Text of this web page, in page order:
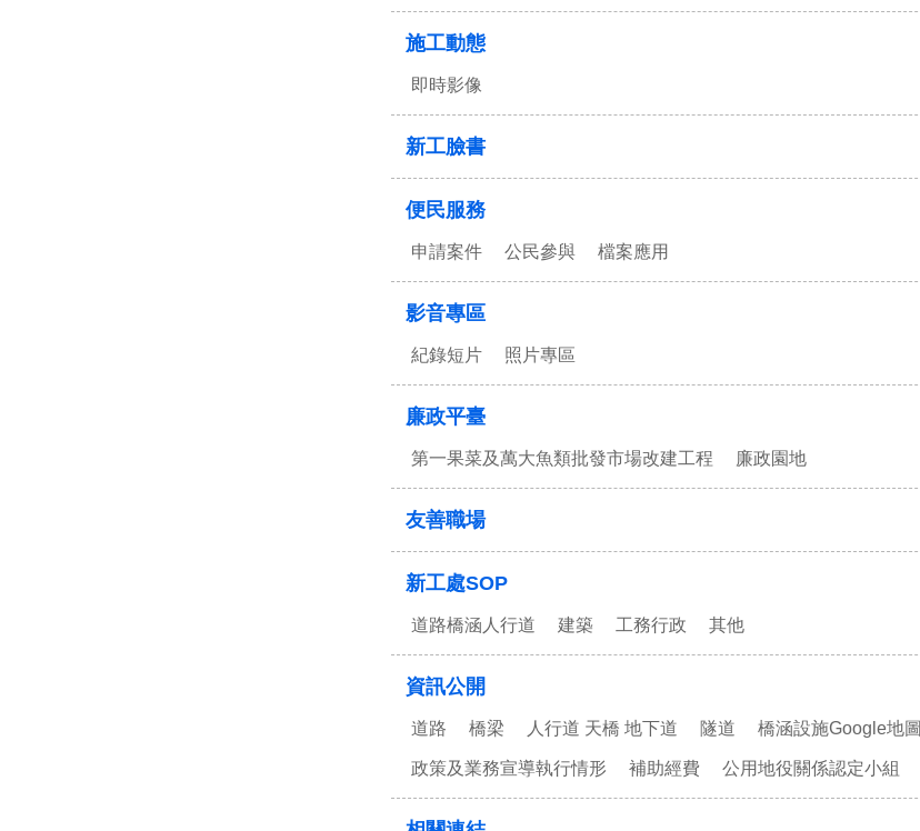
施工動態
即時影像
新工臉書
便民服務
申請案件 公民參與 檔案應用
影音專區
紀錄短片 照片專區
廉政平臺
第一果菜及萬大魚類批發市場改建工程 廉政園地
友善職場
新工處SOP
道路橋涵人行道 建築 工務行政 其他
資訊公開
道路 橋梁 人行道 天橋 地下道 隧道 橋涵設施Google地圖
政策及業務宣導執行情形 補助經費 公用地役關係認定小組